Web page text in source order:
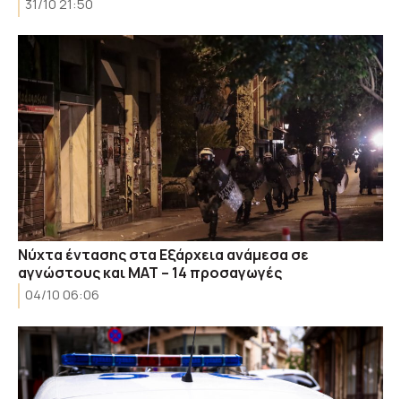
31/10 21:50
Νύχτα έντασης στα Εξάρχεια ανάμεσα σε
αγνώστους και ΜΑΤ – 14 προσαγωγές
04/10 06:06